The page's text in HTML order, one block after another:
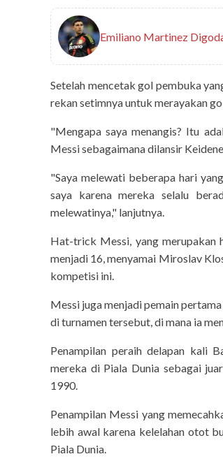
Emiliano Martinez
Setelah mencetak gol pembuka
rekan setimnya untuk merayakan
"Mengapa saya menangis? Itu
Messi sebagaimana dilansir
"Saya melewati beberapa hari
saya karena mereka selalu
melewatinya," lanjutnya.
Hat-trick Messi, yang merupakan
menjadi 16, menyamai Miroslav
kompetisi ini.
Messi juga menjadi pemain
di turnamen tersebut, di mana ia
Penampilan peraih delapan kali
mereka di Piala Dunia sebagai
1990.
Penampilan Messi yang
lebih awal karena kelelahan otot
Piala Dunia.